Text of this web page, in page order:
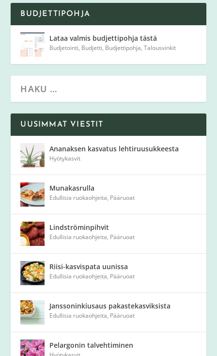
BUDJETTIPOHJA
Lataa valmis budjettipohja tästä
Budjetointi, Budjetti, Budjettipohja,Talousvinkit
UUSIMMAT VIESTIT
Ananaksen kasvatus lehtiruusukkeesta
Hyötykasvit
Munakasrulla
Edullisia ruokaohjeita, Pääruoat
Lindströminpihvit
Edullisia ruokaohjeita, Pääruoat
Riisi-kasvispata uunissa
Edullisia ruokaohjeita, Pääruoat
Janssoninkiusaus pakastekasviksista
Edullisia ruokaohjeita, Pääruoat
Pelargonin talvehtiminen